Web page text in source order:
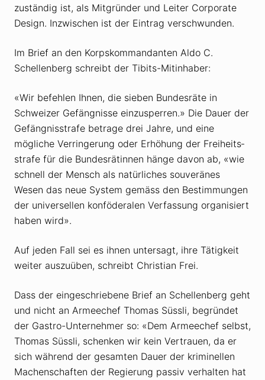
zuständig ist, als Mitgründer und Leiter Corporate
Design. Inzwischen ist der Eintrag verschwunden.
Im Brief an den Korps­kommandanten Aldo C.
Schellenberg schreibt der Tibits-Mitinhaber:
«Wir befehlen Ihnen, die sieben Bundesräte in
Schweizer Gefängnisse einzusperren.» Die Dauer der
Gefängnis­strafe betrage drei Jahre, und eine
mögliche Verringerung oder Erhöhung der Freiheits­
strafe für die Bundes­rätinnen hänge davon ab, «wie
schnell der Mensch als natürliches souveränes
Wesen das neue System gemäss den Bestimmungen
der universellen konföderalen Verfassung organisiert
haben wird».
Auf jeden Fall sei es ihnen untersagt, ihre Tätigkeit
weiter auszuüben, schreibt Christian Frei.
Dass der eingeschriebene Brief an Schellenberg geht
und nicht an Armeechef Thomas Süssli, begründet
der Gastro-Unternehmer so: «Dem Armee­chef selbst,
Thomas Süssli, schenken wir kein Vertrauen, da er
sich während der gesamten Dauer der kriminellen
Machenschaften der Regierung passiv verhalten hat